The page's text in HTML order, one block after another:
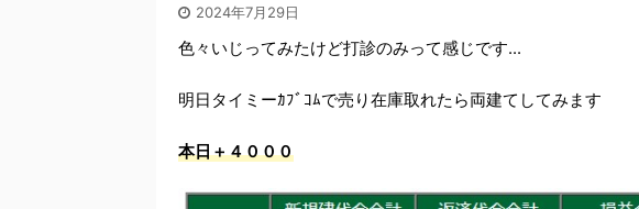
2024年7月29日
色々いじってみたけど打診のみって感じです...
明日タイミーｶﾌﾞｺﾑで売り在庫取れたら両建てしてみます
本日＋４０００